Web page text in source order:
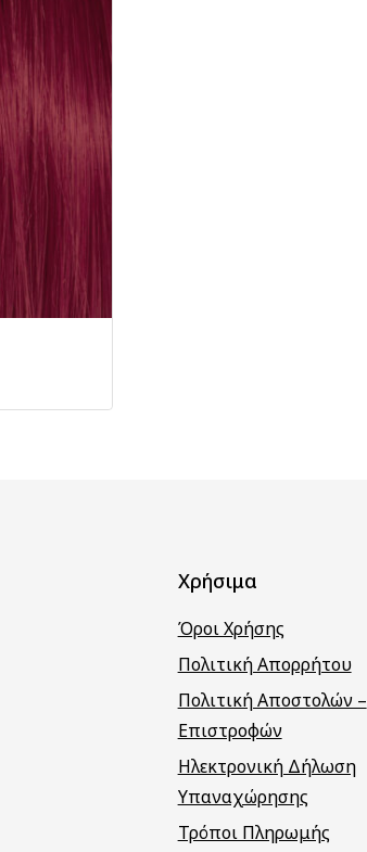
Χρήσιμα
Όροι Χρήσης
Πολιτική Απορρήτου
Πολιτική Αποστολών –
Επιστροφών
Ηλεκτρονική Δήλωση
Υπαναχώρησης
Τρόποι Πληρωμής